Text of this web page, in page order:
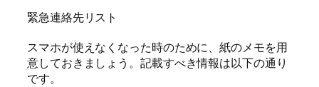
緊急連絡先リスト
スマホが使えなくなった時のために、紙のメモを用
意しておきましょう。記載すべき情報は以下の通り
です。